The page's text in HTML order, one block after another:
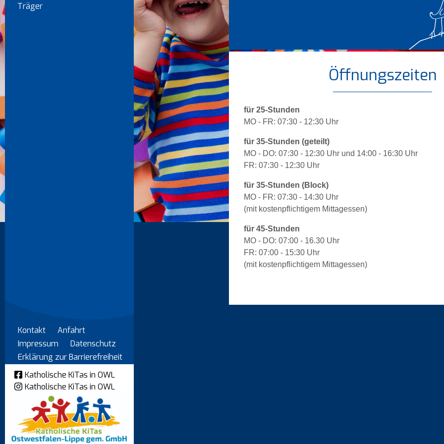
Träger
Kontakt
Anfahrt
Impressum
Datenschutz
Erklärung zur Barrierefreiheit
Katholische KiTas in OWL
Katholische KiTas in OWL
Öffnungszeiten
für 25-Stunden
MO - FR: 07:30 - 12:30 Uhr
für 35-Stunden (geteilt)
MO - DO: 07:30 - 12:30 Uhr und 14:00 - 16:30 Uhr
FR: 07:30 - 12:30 Uhr
für 35-Stunden (Block)
MO - FR: 07:30 - 14:30 Uhr
(mit kostenpflichtigem Mittagessen)
für 45-Stunden
MO - DO: 07:00 - 16.30 Uhr
FR: 07:00 - 15:30 Uhr
(mit kostenpflichtigem Mittagessen)